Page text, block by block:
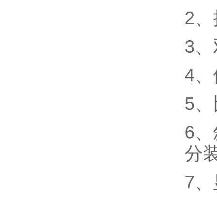
2
3
4
5
6
分
7